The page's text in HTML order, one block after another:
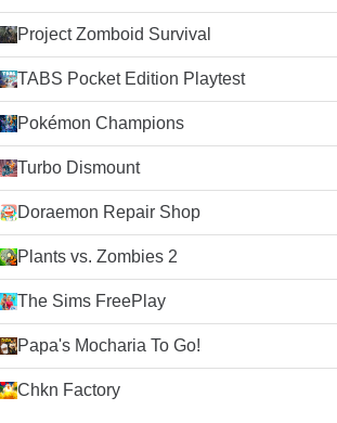
Project Zomboid Survival
TABS Pocket Edition Playtest
Pokémon Champions
Turbo Dismount
Doraemon Repair Shop
Plants vs. Zombies 2
The Sims FreePlay
Papa's Mocharia To Go!
Chkn Factory